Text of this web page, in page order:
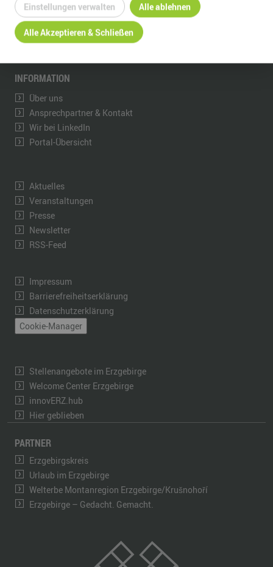
Telefon:+49 3733 145 0
Fax:+49 3733 145 145
kontakt@wfe-erzgebirge.de
www.wfe-erzgebirge.de
INFORMATION
Über uns
Ansprechpartner & Kontakt
Wir bei LinkedIn
Portal-Übersicht
Aktuelles
Veranstaltungen
Presse
Newsletter
RSS-Feed
Impressum
Barrierefreiheitserklärung
Datenschutzerklärung
Cookie-Manager
Stellenangebote im Erzgebirge
Welcome Center Erzgebirge
innovERZ.hub
Hier geblieben
PARTNER
Erzgebirgskreis
Urlaub im Erzgebirge
Welterbe Montanregion Erzgebirge/Krušnohoří
Erzgebirge – Gedacht. Gemacht.
Einstellungen verwalten Alle ablehnen
Alle Akzeptieren & Schließen